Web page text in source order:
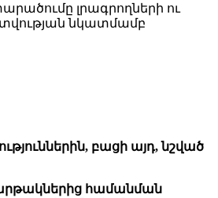
լրագրողների ու
նկատմամբ
բացի այդ, նշված
համանման